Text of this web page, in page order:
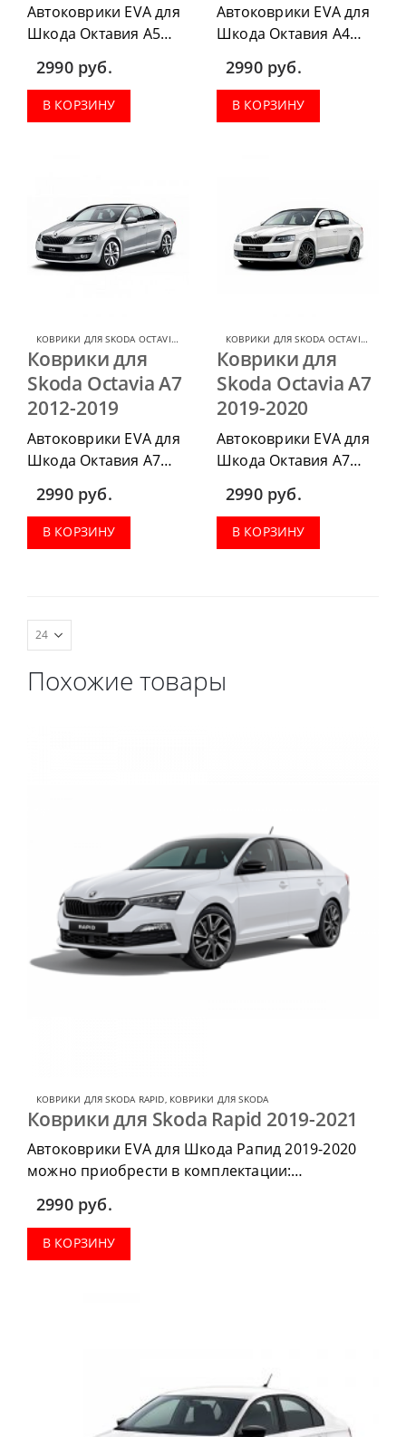
Автоковрики EVA для
Шкода Октавия А5
2004-2012, можно
приобрести в
комплектации:
водительский коврик,
2990 руб.
В КОРЗИНУ
Автоковрики EVA для
Шкода Октавия А4
1996-2004, можно
приобрести в
комплектации:
водительский коврик,
2990 руб.
В КОРЗИНУ
КОВРИКИ ДЛЯ SKODA OCTAVIA, КОВРИКИ ДЛЯ SKODA
Коврики для
Skoda Octavia А7
2012-2019
Автоковрики EVA для
Шкода Октавия А7
приобрести в
комплектации:
водительский коврик,
2990 руб.
В КОРЗИНУ
КОВРИКИ ДЛЯ SKODA OCTAVIA,
Коврики для
Skoda Octavia А7
2019-2020
Автоковрики EVA для
Шкода Октавия А7
приобрести в
комплектации:
водительский коврик,
2990 руб.
В КОРЗИНУ
Похожие товары
КОВРИКИ ДЛЯ SKODA RAPID КОВРИКИ ДЛЯ SKODA
Коврики для Skoda Rapid 2019-2021
Автоковрики EVA для Шкода Рапид 2019-2020
можно приобрести в комплектации:
коврики в салон, коврик в багажник.
2990 руб.
В КОРЗИНУ